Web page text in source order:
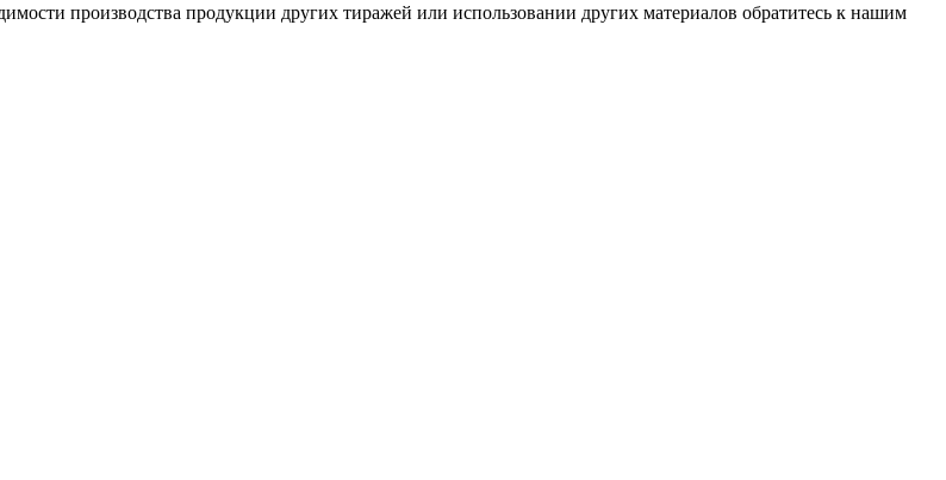
производства продукции других тиражей или использовании других материалов обратитесь к нашим